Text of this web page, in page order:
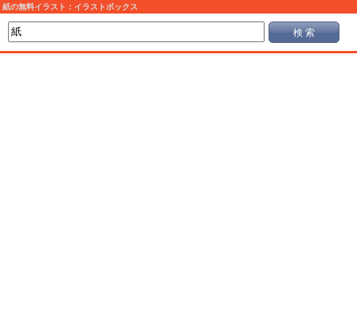
紙の無料イラスト：イラストボックス
検 索